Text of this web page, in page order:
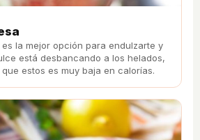
la mejor opción para endulzarte y
está desbancando a los helados,
estos es muy baja en calorías.